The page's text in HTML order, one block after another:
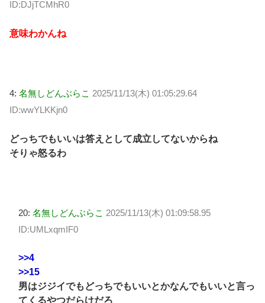
ID:DJjTCMhR0
意味わかんね
4: 名無しどんぶらこ 2025/11/13(木) 01:05:29.64
ID:wwYLKKjn0
どっちでもいいは答えとして成立してないからね
そりゃ怒るわ
20: 名無しどんぶらこ 2025/11/13(木) 01:09:58.95
ID:UMLxqmIF0
>>4
>>15
男はジジイでもどっちでもいいとかなんでもいいと言っ
てくるやつだらけだろ